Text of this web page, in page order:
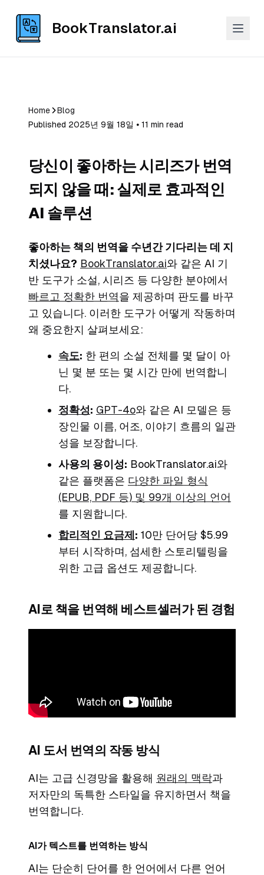
BookTranslator.ai
Home
Blog
Published 2025년 9월 18일 ⦁ 11 min read
당신이 좋아하는 시리즈가 번역
되지 않을 때: 실제로 효과적인
AI 솔루션
좋아하는 책의 번역을 수년간 기다리는 데 지
치셨나요? BookTranslator.ai와 같은 AI 기
반 도구가 소설, 시리즈 등 다양한 분야에서
빠르고 정확한 번역을 제공하며 판도를 바꾸
고 있습니다. 이러한 도구가 어떻게 작동하며
왜 중요한지 살펴보세요:
속도: 한 편의 소설 전체를 몇 달이 아
닌 몇 분 또는 몇 시간 만에 번역합니
다.
정확성: GPT-4o와 같은 AI 모델은 등
장인물 이름, 어조, 이야기 흐름의 일관
성을 보장합니다.
사용의 용이성: BookTranslator.ai와
같은 플랫폼은 다양한 파일 형식
(EPUB, PDF 등) 및 99개 이상의 언어
를 지원합니다.
합리적인 요금제 : 10만 단어당 $5.99
부터 시작하며, 섬세한 스토리텔링을
위한 고급 옵션도 제공합니다.
AI로 책을 번역해 베스트셀러가 된 경험
AI 도서 번역의 작동 방식
AI는 고급 신경망을 활용해 원래의 맥락과
저자만의 독특한 스타일을 유지하면서 책을
번역합니다.
AI가 텍스트를 번역하는 방식
AI는 단순히 단어를 한 언어에서 다른 언어